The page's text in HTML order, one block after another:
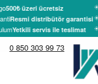
500₺ üzeri ücretsiz
Resmi distribütör garantisi
Yetkili servis ile teslimat
0 850 303 99 73